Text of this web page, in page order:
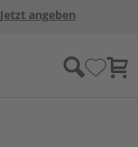
Jetzt angeben